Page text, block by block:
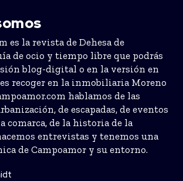
es la revista de Dehesa de
de ocio y tiempo libre que podrás
blog-digital o en la versión en
recoger en la inmobiliaria Moreno
hablamos de las
de escapadas, de eventos
comarca, de la historia de la
entrevistas y tenemos una
de Campoamor y su entorno.